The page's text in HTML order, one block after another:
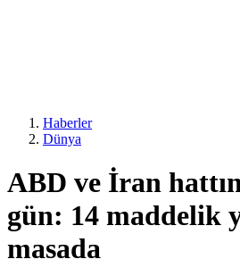
Haberler
Dünya
ABD ve İran
gün: 14 maddelik
masada